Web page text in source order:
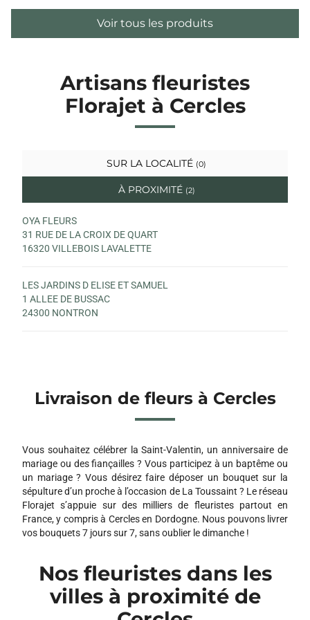
Voir tous les produits
Artisans fleuristes
Florajet à Cercles
SUR LA LOCALITÉ (0)
À PROXIMITÉ (2)
OYA FLEURS
31 RUE DE LA CROIX DE QUART
16320 VILLEBOIS LAVALETTE
LES JARDINS D ELISE ET SAMUEL
1 ALLEE DE BUSSAC
24300 NONTRON
Livraison de fleurs à Cercles
Vous souhaitez célébrer la Saint-Valentin, un anniversaire de
mariage ou des fiançailles ? Vous participez à un baptême ou
un mariage ? Vous désirez faire déposer un bouquet sur la
sépulture d’un proche à l’occasion de La Toussaint ? Le réseau
Florajet s’appuie sur des milliers de fleuristes partout en
France, y compris à Cercles en Dordogne. Nous pouvons livrer
vos bouquets 7 jours sur 7, sans oublier le dimanche !
Nos fleuristes dans les
villes à proximité de